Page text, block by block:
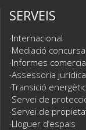
SERVEIS
Internacional
Mediació concursal
Informes
Assessoria jurídica
Transició
Servei de
Servei de
Lloguer d’espais